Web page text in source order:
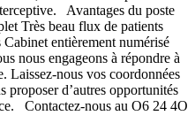
Avantages du poste
Très beau flux de patients
entièrement numérisé
nous engageons à répondre à
Laissez-nous vos coordonnées
proposer d’autres opportunités
Contactez-nous au O6 24 4O